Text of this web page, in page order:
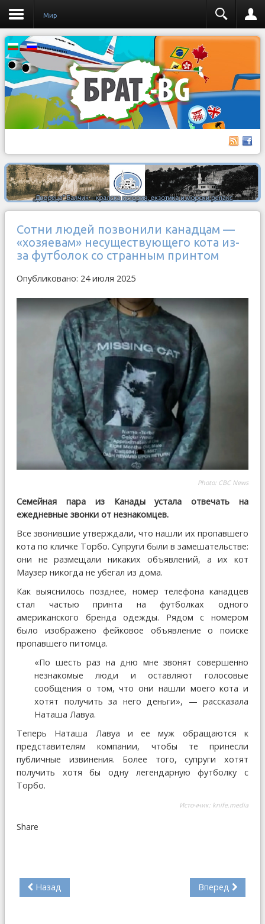
Мир
Сотни людей позвонили канадцам —
«хозяевам» несуществующего кота из-
за футболок со странным принтом
Опубликовано: 24 июля 2025
Photo: CBC News
Семейная пара из Канады устала отвечать на
ежедневные звонки от незнакомцев.
Все звонившие утверждали, что нашли их пропавшего
кота по кличке Торбо. Супруги были в замешательстве:
они не размещали никаких объявлений, а их кот
Маузер никогда не убегал из дома.
Как выяснилось позднее, номер телефона канадцев
стал частью принта на футболках одного
американского бренда одежды. Рядом с номером
было изображено фейковое объявление о поиске
пропавшего питомца.
«По шесть раз на дню мне звонят совершенно
незнакомые люди и оставляют голосовые
сообщения о том, что они нашли моего кота и
хотят получить за него деньги», — рассказала
Наташа Лавуа.
Теперь Наташа Лавуа и ее муж обращаются к
представителям компании, чтобы те принесли
публичные извинения. Более того, супруги хотят
получить хотя бы одну легендарную футболку с
Торбо.
Источник: knife.media
Share
Назад Вперед